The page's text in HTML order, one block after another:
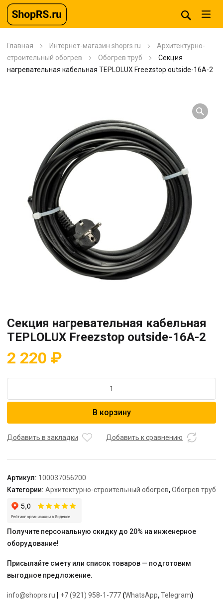
Главная Интернет-магазин shoprs.ru
Архитектурно-
строительный обогрев
Обогрев труб
Секция
нагревательная кабельная TEPLOLUX Freezstop outside-16A-2
Секция нагревательная кабельная
TEPLOLUX Freezstop outside-16A-2
2 220 ₽
Секция
TEPLOLUX
2
В корзину
Добавить в закладки Добавить к сравнению
Артикул: 100037056200
Категории: Архитектурно-строительный обогрев,Обогрев труб
Получите персональную скидку до 20% на инженерное
оборудование!
Присылайте смету или список товаров — подготовим
выгодное предложение.
info@shoprs.ru +7 (921) 958-1-777 (WhatsApp,Telegram)